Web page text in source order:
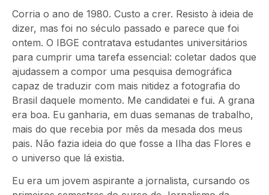
Corria o ano de 1980. Custo a crer. Resisto à ideia de
dizer, mas foi no século passado e parece que foi
ontem. O IBGE contratava estudantes universitários
para cumprir uma tarefa essencial: coletar dados que
ajudassem a compor uma pesquisa demográfica
capaz de traduzir com mais nitidez a fotografia do
Brasil daquele momento. Me candidatei e fui. A grana
era boa. Eu ganharia, em duas semanas de trabalho,
mais do que recebia por mês da mesada dos meus
pais. Não fazia ideia do que fosse a Ilha das Flores e
o universo que lá existia.
Eu era um jovem aspirante a jornalista, cursando os